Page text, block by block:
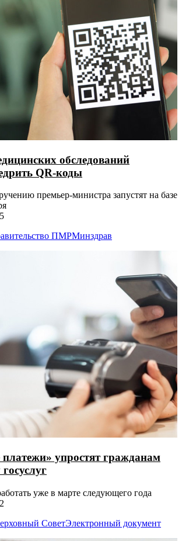
обследований
QR-коды
премьер-министра запустят на базе
ПМРМинздрав
упростят гражданам
уже в марте следующего года
СоветЭлектронный документ